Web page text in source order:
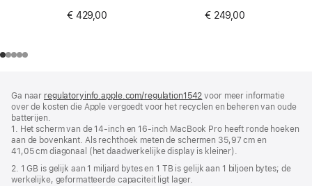
€ 429,00
€ 249,00
Ga naar regulatoryinfo.apple.com/regulation1542 (wordt
in
venster
geopend)
voor meer informatie
over de kosten die Apple vergoedt voor het recyclen en beheren van oude
batterijen.
1. Het scherm van de 14‑inch en 16‑inch MacBook Pro heeft ronde hoeken
aan de bovenkant. Als rechthoek meten de schermen 35,97 cm en
41,05 cm diagonaal (het daadwerkelijke display is kleiner).
2. 1 GB is gelijk aan 1 miljard bytes en 1 TB is gelijk aan 1 biljoen bytes; de
werkelijke, geformatteerde capaciteit ligt lager.